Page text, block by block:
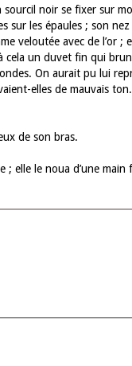
noir se fixer sur
sur les épaules ; son
veloutée avec de l’or ;
un duvet fin qui
On aurait pu lui
elles de mauvais
de son bras.
; elle le noua d’une main